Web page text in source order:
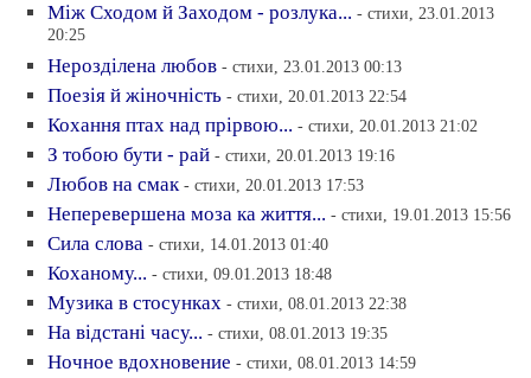
Мiж Сходом й Заходом - розлука... - стихи, 23.01.2013
20:25
Нероздiлена любов - стихи, 23.01.2013 00:13
Поезiя й жiночнiсть - стихи, 20.01.2013 22:54
Кохання птах над прiрвою... - стихи, 20.01.2013 21:02
З тобою бути - рай - стихи, 20.01.2013 19:16
Любов на смак - стихи, 20.01.2013 17:53
Неперевершена моза ка життя... - стихи, 19.01.2013 15:56
Сила слова - стихи, 14.01.2013 01:40
Коханому... - стихи, 09.01.2013 18:48
Музика в стосунках - стихи, 08.01.2013 22:38
На вiдстанi часу... - стихи, 08.01.2013 19:35
Ночное вдохновение - стихи, 08.01.2013 14:59